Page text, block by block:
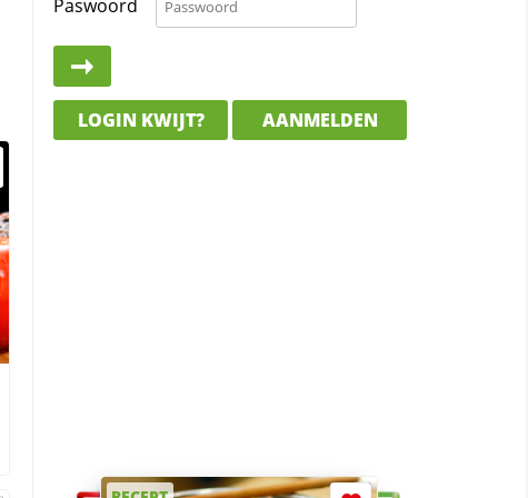
Paswoord
LOGIN KWIJT? AANMELDEN